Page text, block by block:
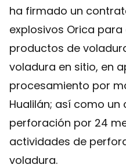
ha firmado un
explosivos Orica
productos de
voladura en sitio, en
procesamiento por
Hualilán; así como
perforación por 24
actividades de
voladura.